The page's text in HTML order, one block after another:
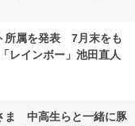
所属を発表 7月末をも
レインボー」池田直人
ま 中高生らと一緒に豚